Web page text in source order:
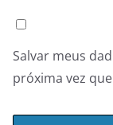
Salvar meus
próxima vez